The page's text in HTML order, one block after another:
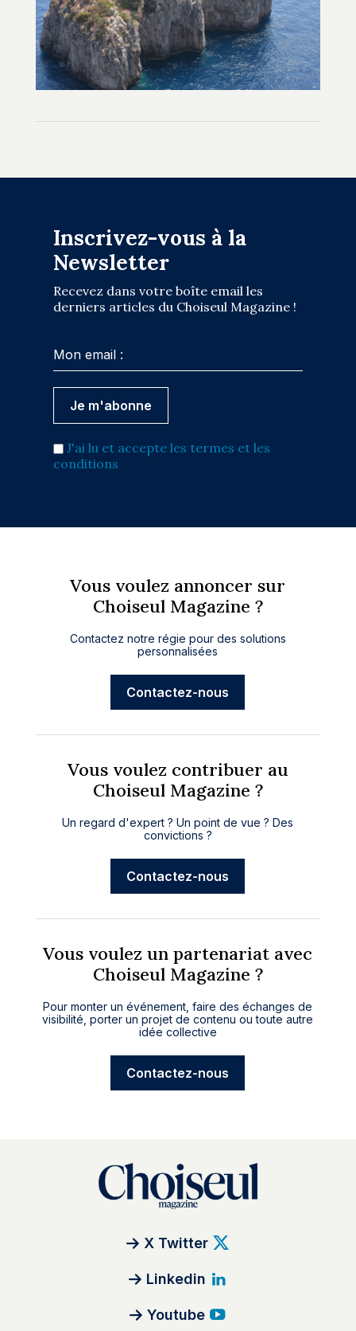
Inscrivez-vous à la
Newsletter
Recevez dans votre boîte email les
derniers articles du Choiseul Magazine !
J'ai lu et accepte les termes et les
conditions
Vous voulez annoncer sur
Choiseul Magazine ?
Contactez notre régie pour des solutions
personnalisées
Contactez-nous
Vous voulez contribuer au
Choiseul Magazine ?
Un regard d'expert ? Un point de vue ? Des
convictions ?
Contactez-nous
Vous voulez un partenariat avec
Choiseul Magazine ?
Pour monter un événement, faire des échanges de
visibilité, porter un projet de contenu ou toute autre
idée collective
Contactez-nous
X Twitter
Linkedin
Youtube